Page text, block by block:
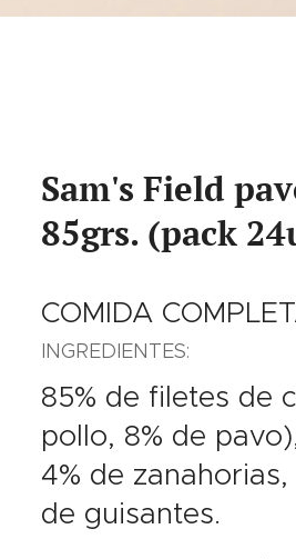
Sam's Field
85grs. (pack
COMIDA
INGREDIENTES:
85% de filetes de
pollo, 8% de
4% de
de guisantes.